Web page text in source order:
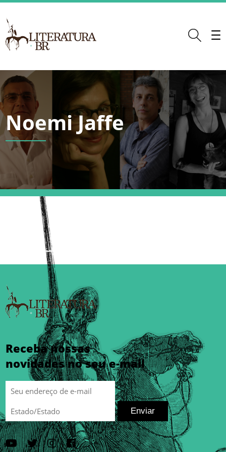
Noemi Jaffe
Receba nossas
novidades no seu e-mail
Enviar